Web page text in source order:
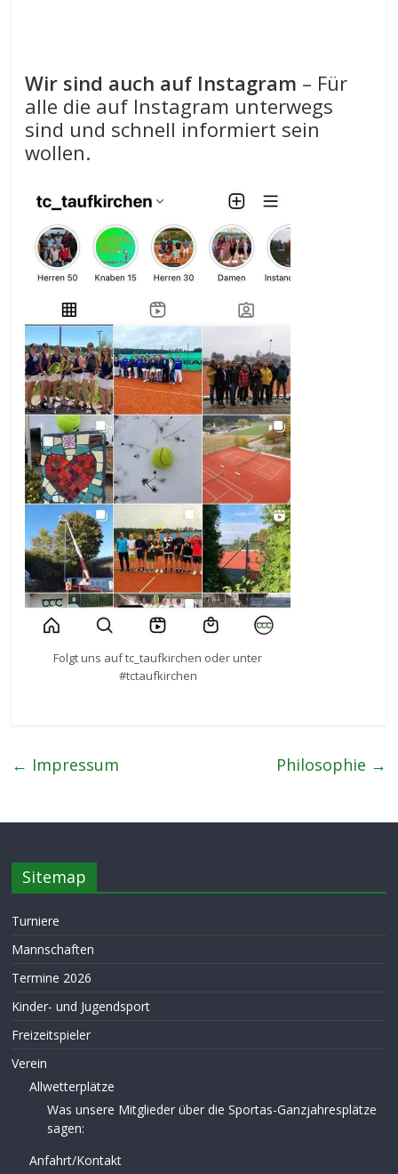
Wir sind auch auf Instagram – Für
alle die auf Instagram unterwegs
sind und schnell informiert sein
wollen.
Folgt uns auf tc_taufkirchen oder unter
#tctaufkirchen
← Impressum Philosophie →
Sitemap
Turniere
Mannschaften
Termine 2026
Kinder- und Jugendsport
Freizeitspieler
Verein
Allwetterplätze
Was unsere Mitglieder über die Sportas-Ganzjahresplätze
sagen:
Anfahrt/Kontakt